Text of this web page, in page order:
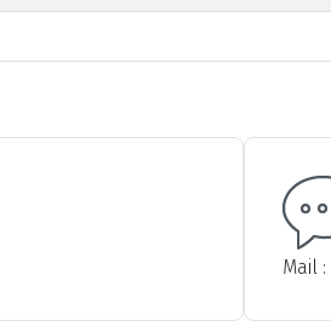
Mail :